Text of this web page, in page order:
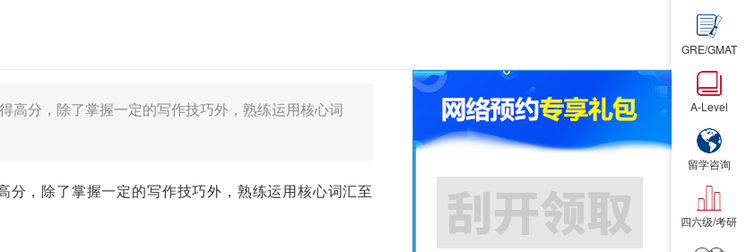
高分，除了掌握一定的写作技巧外，熟练运用核心词
，除了掌握一定的写作技巧外，熟练运用核心词汇至
GRE/GMAT
A-Level
留学咨询
四六级/考研
立即预